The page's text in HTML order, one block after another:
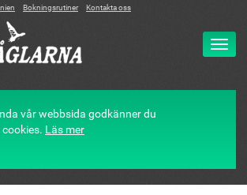
Bokningsrutiner Kontakta oss
vår webbsida godkänner du
Läs mer